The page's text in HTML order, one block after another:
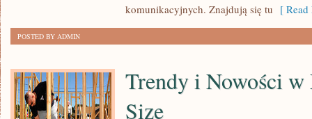
komunikacyjnych. Znajdują się tu [
POSTED BY ADMIN
Trendy i Nowości w
Size